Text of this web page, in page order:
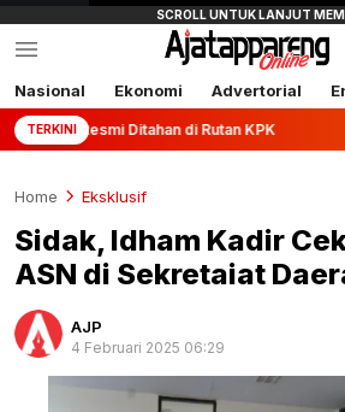
Nasional Ekonomi Advertorial
TERKINI
Ditahan di Rutan KPK
Home Eksklusif
Sidak, Idham Kadir
ASN di Sekretaiat
AJP
4 Februari 2025 06:29